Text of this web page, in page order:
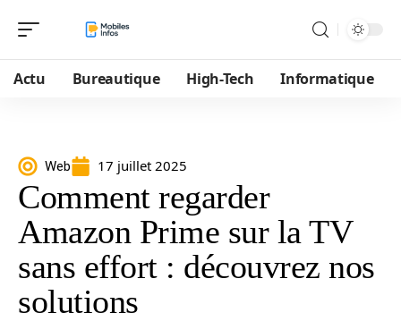
Actu Bureautique High-Tech Informatique
Web 17 juillet 2025
Comment regarder
Amazon Prime sur la TV
sans effort : découvrez nos
solutions